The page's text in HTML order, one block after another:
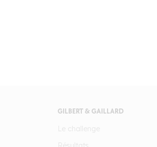
GILBERT & GAILLARD